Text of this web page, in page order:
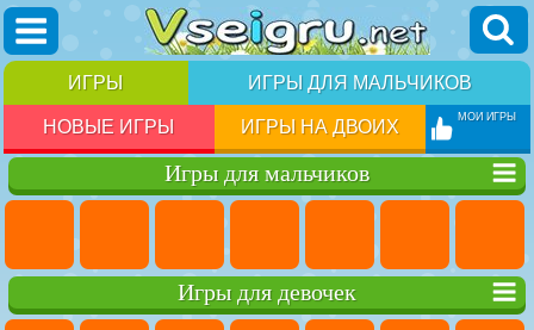
ИГРЫ ИГРЫ ДЛЯ МАЛЬЧИКОВ
НОВЫЕ ИГРЫ ИГРЫ НА ДВОИХ МОИ ИГРЫ
Игры для мальчиков
Игры для девочек